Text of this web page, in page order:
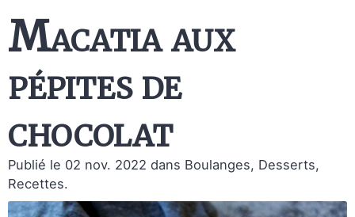
Macatia aux
pépites de
chocolat
Publié le 02 nov. 2022 dans Boulanges, Desserts,
Recettes.